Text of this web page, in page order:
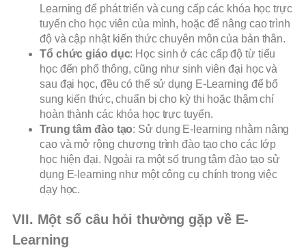
Learning để phát triển và cung cấp các khóa học trực
tuyến cho học viên của mình, hoặc để nâng cao trình
độ và cập nhật kiến thức chuyên môn của bản thân.
Tổ chức giáo dục: Học sinh ở các cấp độ từ tiểu
học đến phổ thông, cũng như sinh viên đại học và
sau đại học, đều có thể sử dụng E-Learning để bổ
sung kiến thức, chuẩn bị cho kỳ thi hoặc thậm chí
hoàn thành các khóa học trực tuyến.
Trung tâm đào tạo: Sử dụng E-learning nhằm nâng
cao và mở rộng chương trình đào tạo cho các lớp
học hiện đại. Ngoài ra một số trung tâm đào tạo sử
dụng E-learning như một công cụ chính trong việc
dạy học.
VII. Một số câu hỏi thường gặp về E-
Learning